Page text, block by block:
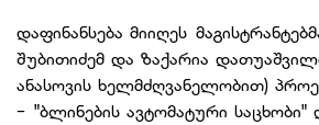
დაფინანსება მიიღეს
შუბითიძემ და ზაქარია
ანასოვის ხელმძღვანელობით)
- "ბლინების ავტომატური საცხობი"